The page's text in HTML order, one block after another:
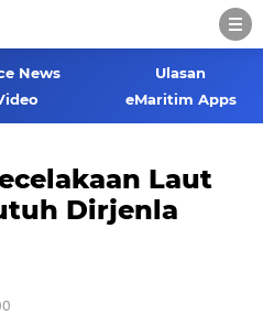
News
Ulasan
eMaritim Apps
Laut
Dirjenla